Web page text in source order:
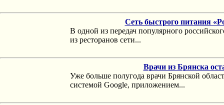
Сеть быстрого питания
В одной из передач популярного
из ресторанов сети...
Врачи из Брянска
Уже больше полугода врачи Брянской
системой Google, приложением...